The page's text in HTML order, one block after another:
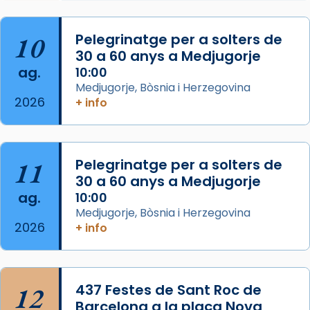
de Barcelona.
Aquest dilluns, 27 de juliol, ha tingut lloc la
missa d’acció de gràcies en agraïment al
comitè organitzador de la visita apostòlica
del Sant Pare Lleó XIV a Barcelona, i als
col·laboradors, a la Catedral de Barcelona.
L’arquebisbe de Barcelona, el cardenal Joan
Josep Omella, ha presidit la missa i l’ha
concelebrat el bisbe auxiliar de Barcelona,
Mons. David Abadías.
📸 Dr. G. Simón
Photo
View on Facebook · Share
Arquebisbat de Barcelona
2 weeks ago
10
ag.
2026
Pelegrinatge per a solters de
30 a 60 anys a Medjugorje
10:00
Medjugorje, Bòsnia i Herzegovina
+ info
11
ag.
2026
Pelegrinatge per a solters de
30 a 60 anys a Medjugorje
10:00
Medjugorje, Bòsnia i Herzegovina
+ info
12
437 Festes de Sant Roc de